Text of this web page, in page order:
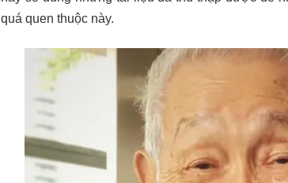
quá quen thuộc này.